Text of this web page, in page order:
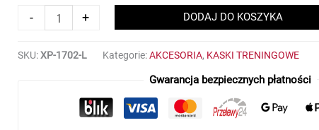
- + DODAJ DO KOSZYKA
SKU:XP-1702-L Kategorie:AKCESORIA, KASKI TRENINGOWE
Gwarancja bezpiecznych płatności